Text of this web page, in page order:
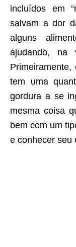
incluídos em
salvam a dor
alguns
ajudando, na
tem uma
gordura a se
mesma coisa
bem com um
e conhecer seu